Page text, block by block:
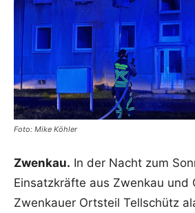
Foto: Mike Köhler
Zwenkau. In der Nacht zum
Einsatzkräfte aus Zwenkau und
Zwenkauer Ortsteil Tellschütz